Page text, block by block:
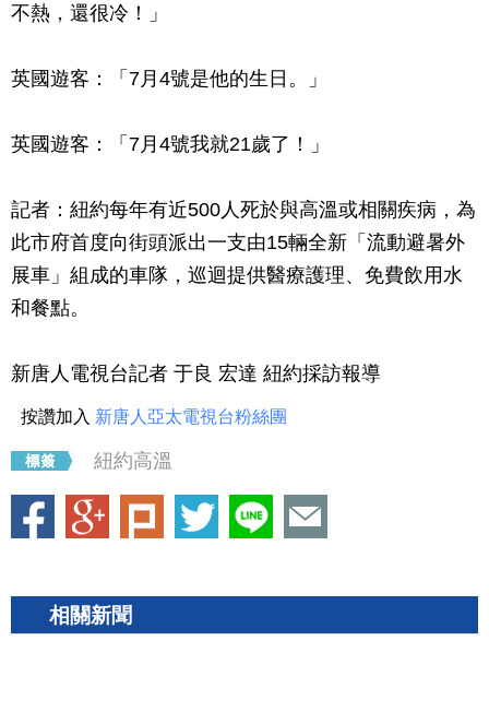
不熱，還很冷！」
英國遊客：「7月4號是他的生日。」
英國遊客：「7月4號我就21歲了！」
記者：紐約每年有近500人死於與高溫或相關疾病，為
此市府首度向街頭派出一支由15輛全新「流動避暑外
展車」組成的車隊，巡迴提供醫療護理、免費飲用水
和餐點。
新唐人電視台記者 于良 宏達 紐約採訪報導
按讚加入 新唐人亞太電視台粉絲團
紐約高溫
相關新聞